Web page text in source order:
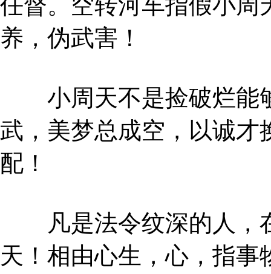
养，伪武害！
小周天不是捡破烂能
武，美梦总成空，以诚才
配！
凡是法令纹深的人，
天！相由心生，心，指